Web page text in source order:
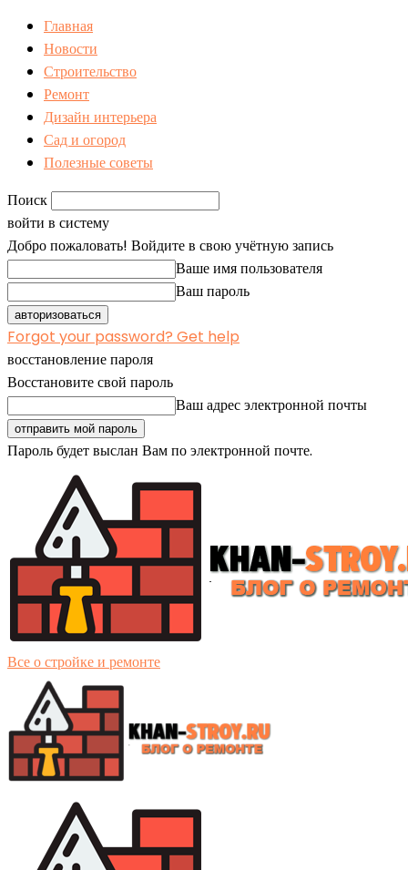
Главная
Новости
Строительство
Ремонт
Дизайн интерьера
Сад и огород
Полезные советы
Поиск
войти в систему
Добро пожаловать! Войдите в свою учётную запись
Ваше имя пользователя
Ваш пароль
Forgot your password? Get help
восстановление пароля
Восстановите свой пароль
Ваш адрес электронной почты
Пароль будет выслан Вам по электронной почте.
Все о стройке и ремонте